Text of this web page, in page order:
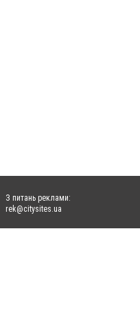
З питань реклами:
rek@citysites.ua